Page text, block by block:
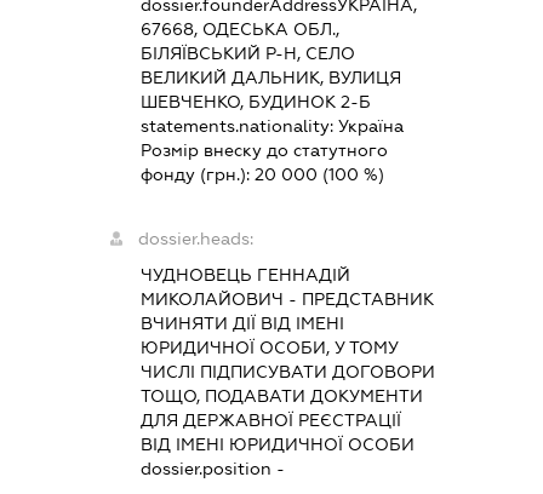
dossier.founderAddressУКРАЇНА,
67668, ОДЕСЬКА ОБЛ.,
БІЛЯЇВСЬКИЙ Р-Н, СЕЛО
ВЕЛИКИЙ ДАЛЬНИК, ВУЛИЦЯ
ШЕВЧЕНКО, БУДИНОК 2-Б
statements.nationality:Україна
Розмір внеску до статутного
фонду (грн.):20 000 (100 %)
dossier.heads:
ЧУДНОВЕЦЬ ГЕННАДІЙ
МИКОЛАЙОВИЧ - ПРЕДСТАВНИК
ВЧИНЯТИ ДІЇ ВІД ІМЕНІ
ЮРИДИЧНОЇ ОСОБИ, У ТОМУ
ЧИСЛІ ПІДПИСУВАТИ ДОГОВОРИ
ТОЩО, ПОДАВАТИ ДОКУМЕНТИ
ДЛЯ ДЕРЖАВНОЇ РЕЄСТРАЦІЇ
ВІД ІМЕНІ ЮРИДИЧНОЇ ОСОБИ
dossier.position -